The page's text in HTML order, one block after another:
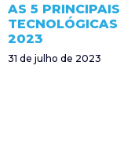
AS 5
2023
31 de julho de 2023